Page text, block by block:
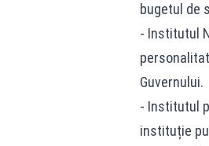
bugetul de
- Institutul
Guvernului.
- Institutul
instituție